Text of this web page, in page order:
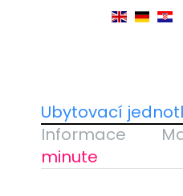
Ubytovací
Informace
minute